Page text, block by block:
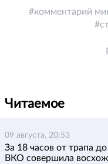
комментарий
Читаемое
09 августа, 20:53
За 18 часов от трапа
ВКО совершила